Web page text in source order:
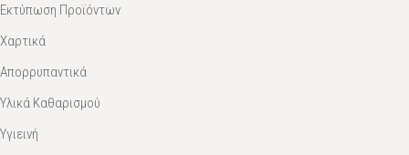
Εκτύπωση Προϊόντων
Χαρτικά
Απορρυπαντικά
Υλικά Καθαρισμού
Υγιεινή